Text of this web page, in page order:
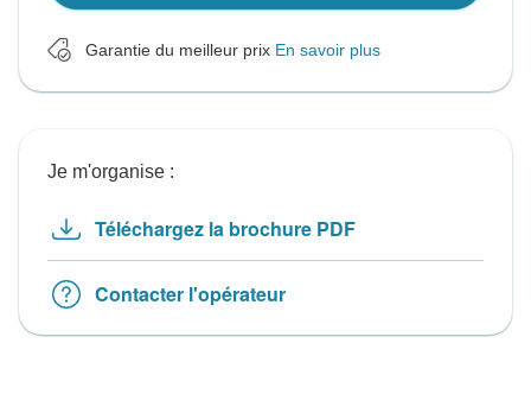
Garantie du meilleur prix En savoir plus
Je m'organise :
Téléchargez la brochure PDF
Contacter l'opérateur